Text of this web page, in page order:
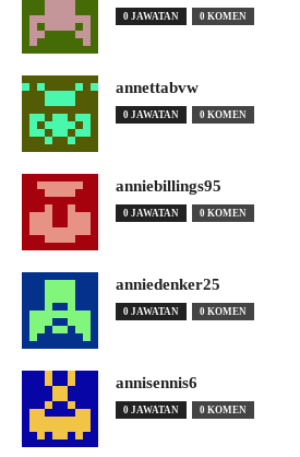
0 JAWATAN 0 KOMEN
annettabvw
0 JAWATAN 0 KOMEN
anniebillings95
0 JAWATAN 0 KOMEN
anniedenker25
0 JAWATAN 0 KOMEN
annisennis6
0 JAWATAN 0 KOMEN